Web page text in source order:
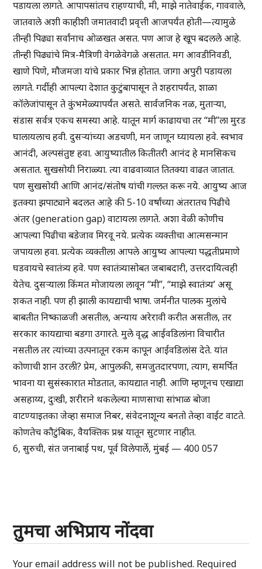
पडायला लागते. आपापसांतच राहण्याची, मी, माझे नातेवाईक, गाववाले,
जातवाले अशी काहीशी जमातवादी प्रवृत्ती आजपर्यंत होती—त्यामुळे
तीन्ही पिढ्या सर्वांनाच ओळखत असत. पण आज हे खूप बदलले आहे.
तीन्ही पिढ्यांचे मित्र-मैत्रिणी वेगळेवेगळे असतात. मग आवडीनिवडी,
खाणे पिणे, मौजमजा यांचे प्रकार भिन्न होतात. जागा अपुरी पडायला
लागते. गर्दीही आपल्या देशात कुटुंबापासून ते शहरापर्यंत, शाळा
कॉलेजांपासून ते कुंभमेळ्यापर्यंत असते. सार्वजनिक नळ, मुताऱ्या,
संडास सर्वत्र एकच समस्या आहे. यातून मार्ग काढायचा तर “मी”ला मुरड
घालायलाच हवी. दुसऱ्यांच्या अडचणी, मन जाणून घ्यायला हवे. स्वभाव
आनंदी, अल्पसंतुष्ट हवा. आयुष्यातील कितीतरी आनंद हे मानसिकच
असतात. सुखसोयी निराळ्या. त्या वाढवाव्यात तितक्या वाढत जातात.
पण सुखसोयी आणि आनंद/संतोष यांची गल्लत करू नये. आयुष्य आज
इतक्या झपाट्याने बदलत आहे की 5-10 वर्षांच्या अंतरातच पिढीचे
अंतर (generation gap) वाटायला लागते. अशा वेळी कोणीच
आपल्या पिढीचा बडेजाव मिरवू नये. प्रत्येक व्यक्तीचा आत्मसन्मान
जपायला हवा. प्रत्येक व्यक्तीला आपले आयुष्य आपल्या पद्धतीप्रमाणे
घडवायचे स्वातंत्र्य हवे. पण स्वातंत्र्यासोबत जबाबदारी, उत्तरदायित्वही
येतेच. दुसऱ्याला किंमत मोजायला लावून “मी”, “माझे स्वातंत्र्य’ असू
शकत नाही. पण ही झाली कायद्याची भाषा. जर्मनीत पालक मुलांचे
बाबतीत निष्काळजी असतील, अन्याय अरेरावी करीत असतील, तर
सरकार कायद्याचा बडगा उगारते. मुले वृद्ध आईवडिलांना विचारीत
नसतील तर त्यांच्या उत्पनातून रकम कापून आईवडिलांस देते. यांत
कोणाची शान उरली? प्रेम, आपुलकी, समजुतदारपणा, त्याग, समर्पित
भावना या सुसंस्कारात मोडतात, कायद्यात नाही. आणि म्हणूनच एखाद्या
असहाय्य, दुःखी, शरीराने थकलेल्या माणसाचा सांभाळ बोजा
वाटण्याइतका जेव्हा समाज निबर, संवेदनाशून्य बनतो तेव्हा वाईट वाटते.
कोणतेच कौटुंबिक, वैयक्तिक प्रश्न यातून सुटणार नाहीत.
6, सुरुची, संत जनाबाई पथ, पूर्व विलेपार्ले, मुंबई — 400 057
तुमचा अभिप्राय नोंदवा
Your email address will not be published. Required